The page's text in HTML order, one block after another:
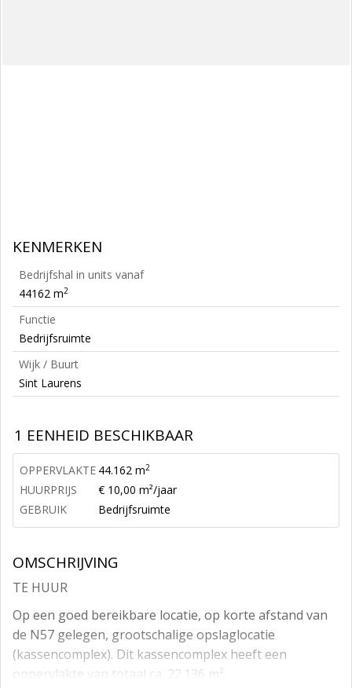
KENMERKEN
Bedrijfshal in units vanaf
44162 m2
Functie
Bedrijfsruimte
Wijk / Buurt
Sint Laurens
1 EENHEID BESCHIKBAAR
OPPERVLAKTE 44.162 m2
HUURPRIJS
€ 10,00 m²/jaar
GEBRUIK
Bedrijfsruimte
OMSCHRIJVING
TE HUUR
Op een goed bereikbare locatie, op korte afstand van
de N57 gelegen, grootschalige opslaglocatie
(kassencomplex). Dit kassencomplex heeft een
oppervlakte van totaal ca. 22.136 m².